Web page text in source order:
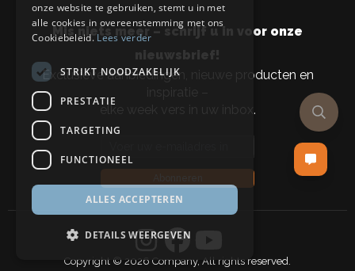
Mis niets meer – schrijf u in voor onze
nieuwsbrief!
Exclusieve aanbiedingen, nieuwe producten en
inspiratie –
elke week vers in uw inbox.
Copyright © 2026 Company, All rights reserved.
onze website te gebruiken, stemt u in met
alle cookies in overeenstemming met ons
Cookiebeleid.Lees verder
STRIKT NOODZAKELIJK
PRESTATIE
TARGETING
FUNCTIONEEL
ALLES ACCEPTEREN
DETAILS WEERGEVEN